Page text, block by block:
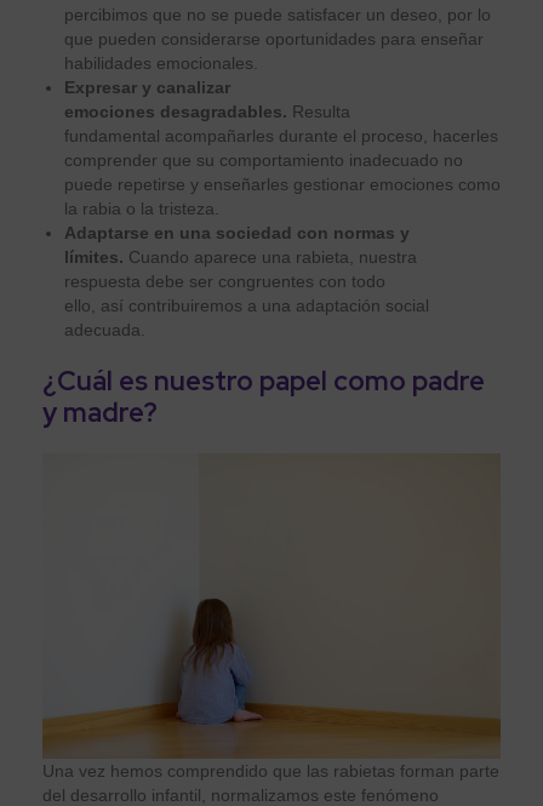
percibimos que no se puede satisfacer un deseo, por lo
que pueden considerarse oportunidades para enseñar
habilidades emocionales.
Expresar y canalizar
emociones desagradables. Resulta
fundamental acompañarles durante el proceso, hacerles
comprender que su comportamiento inadecuado no
puede repetirse y enseñarles gestionar emociones como
la rabia o la tristeza.
Adaptarse en una sociedad con normas y
límites. Cuando aparece una rabieta, nuestra
respuesta debe ser congruentes con todo
ello, así contribuiremos a una adaptación social
adecuada.
¿Cuál es nuestro papel como padre
y madre?
Una vez hemos comprendido que las rabietas forman parte
del desarrollo infantil, normalizamos este fenómeno